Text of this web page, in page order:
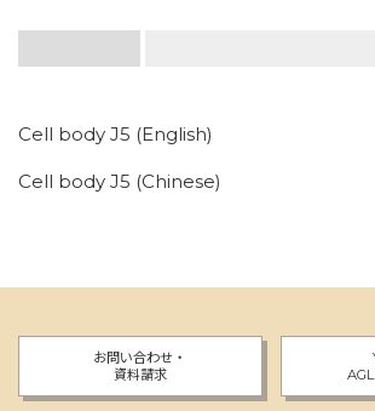
Cell body J5 (English)
Cell body J5 (Chinese)
お問い合わせ・
資料請求